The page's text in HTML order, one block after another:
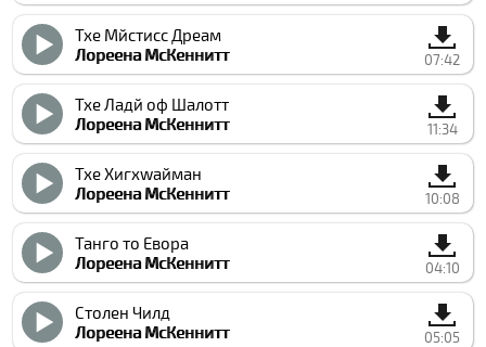
Тхе Мйстиcс Дреам
Лореена МcКеннитт
07:42
Тхе Ладй оф Шалотт
Лореена МcКеннитт
11:34
Тхе Хигхwайман
Лореена МcКеннитт
10:08
Танго то Евора
Лореена МcКеннитт
04:10
Столен Чилд
Лореена МcКеннитт
05:05